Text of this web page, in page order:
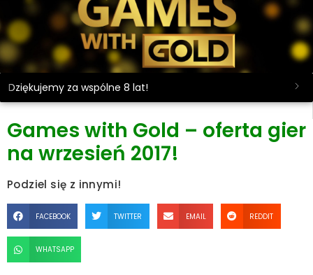
Dziękujemy za wspólne 8 lat!
Games with Gold – oferta gier
na wrzesień 2017!
Podziel się z innymi!
FACEBOOK TWITTER EMAIL REDDIT
WHATSAPP